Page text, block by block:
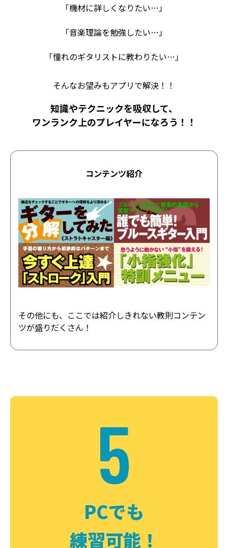
「機材に詳しくなりたい…」
「音楽理論を勉強したい…」
「憧れのギタリストに教わりたい…」
そんなお望みもアプリで解決！！
知識やテクニックを吸収して、
ワンランク上のプレイヤーになろう！！
コンテンツ紹介
その他にも、ここでは紹介しきれない教則コンテン
ツが盛りだくさん！
5
PCでも
練習可能！